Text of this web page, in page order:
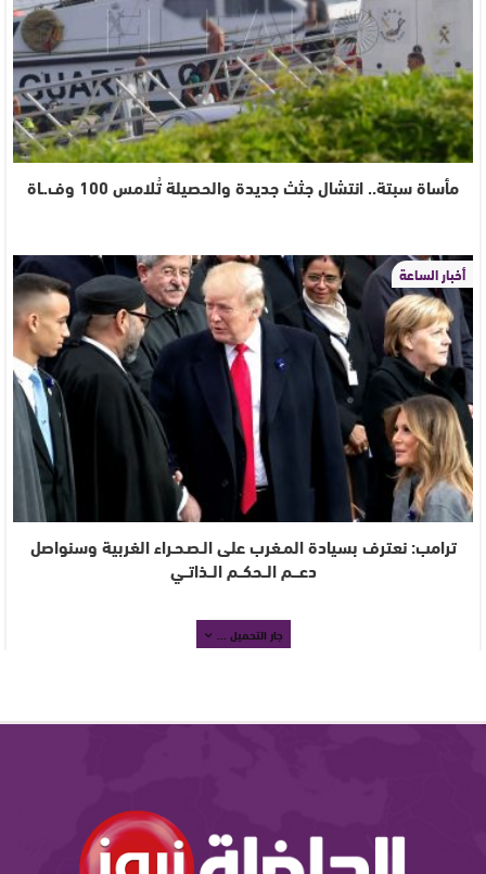
مأساة سبتة.. انتشال جثث جديدة والحصيلة تُلامس 100 وف.ـاة
أخبار الساعة
ترامب: نعترف بسيادة المـغرب على الـصـحـراء الغربية وسنواصل
دعـــم الــحكــم الــذاتــي
جار التحميل ...